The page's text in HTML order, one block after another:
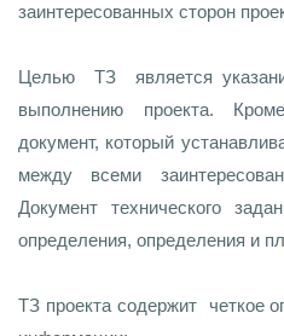
заинтересованных сторон
Целью ТЗ является
выполнению проекта.
документ, который
между всеми
Документ технического
определения, определения и
ТЗ проекта содержит четкое